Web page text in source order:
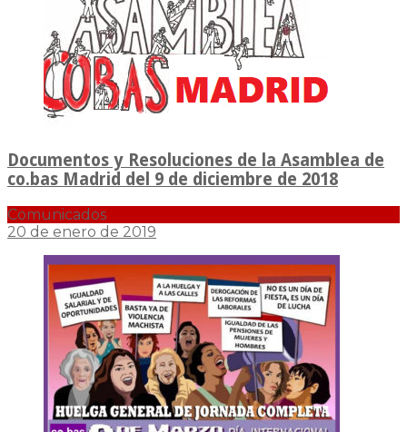
Documentos y Resoluciones de la Asamblea de
co.bas Madrid del 9 de diciembre de 2018
Comunicados
20 de enero de 2019